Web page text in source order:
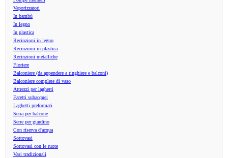
Vaporizzatori
In bambù
In legno
In plastica
Recinzioni in legno
Recinzioni in plastica
Recinzioni metalliche
Fioriere
Balconiere (da appendere a ringhiere e balconi)
Balconiere complete di vaso
Attrezzi per laghetti
Faretti subacquei
Laghetti preformati
Serra per balcone
Serre per giardino
Con riserva d'acqua
Sottovasi
Sottovasi con le ruote
Vasi tradizionali